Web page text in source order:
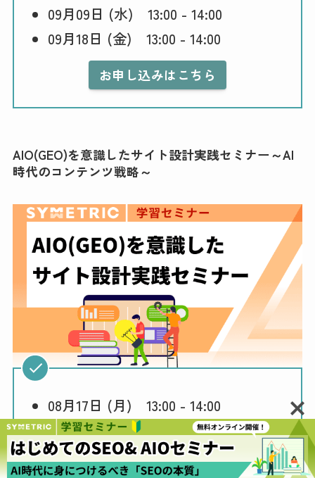
09月09日 (水) 13:00 - 14:00
09月18日 (金) 13:00 - 14:00
お申し込みはこちら
AIO(GEO)を意識したサイト設計実践セミナー～AI
時代のコンテンツ戦略～
08月17日 (月) 13:00 - 14:00
08月24日 (月) 13:00 - 14:00
09月15日 (火) 13:00 - 14:00